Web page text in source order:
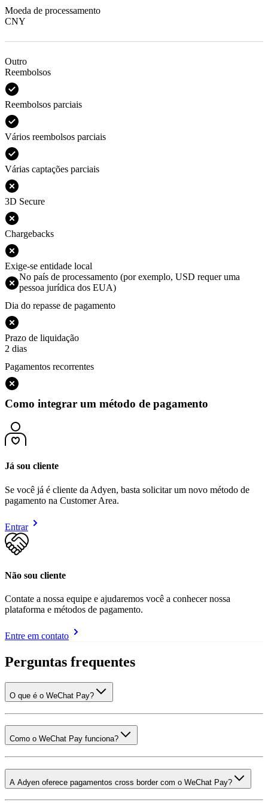
Moeda de processamento
CNY
Outro
Reembolsos
Reembolsos parciais
Vários reembolsos parciais
Várias captações parciais
3D Secure
Chargebacks
Exige-se entidade local
No país de processamento (por exemplo, USD requer uma
pessoa jurídica dos EUA)
Dia do repasse de pagamento
Prazo de liquidação
2 dias
Pagamentos recorrentes
Como integrar um método de pagamento
Já sou cliente
Se você já é cliente da Adyen, basta solicitar um novo método de
pagamento na Customer Area.
Entrar
Não sou cliente
Contate a nossa equipe e ajudaremos você a conhecer nossa
plataforma e métodos de pagamento.
Entre em contato
Perguntas frequentes
O que é o WeChat Pay?
Como o WeChat Pay funciona?
A Adyen oferece pagamentos cross border com o WeChat Pay?